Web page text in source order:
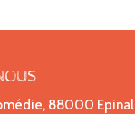
88000 Epinal